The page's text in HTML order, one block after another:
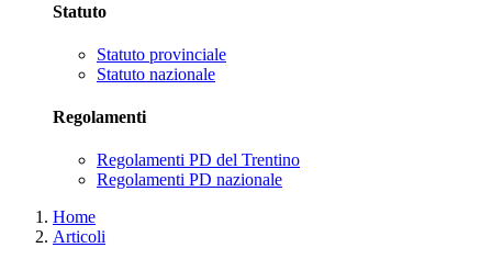
Statuto
Statuto provinciale
Statuto nazionale
Regolamenti
Regolamenti PD del Trentino
Regolamenti PD nazionale
Home
Articoli